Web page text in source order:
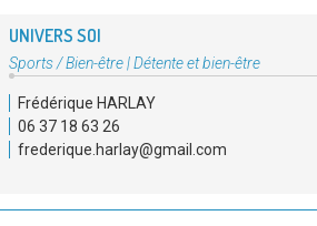
UNIVERS SOI
Type
:
Sports / Bien-être|Détente et bien-être
Frédérique HARLAY
06 37 18 63 26
frederique.harlay@gmail.com